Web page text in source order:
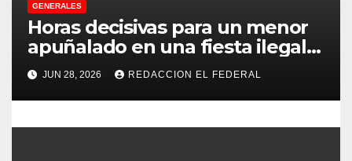
e
e
n
GENERALES
Horas decisivas para un menor
apuñalado en una fiesta ilegal
con más de 500 asistentes en
Chilecito
JUN 28, 2026 REDACCION EL FEDERAL